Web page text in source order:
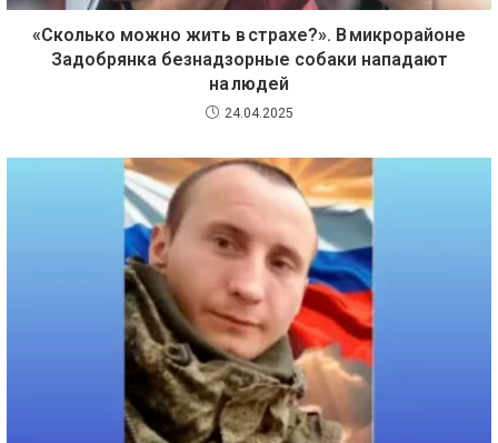
«Сколько можно жить в страхе?». В микрорайоне
Задобрянка безнадзорные собаки нападают
на людей
24.04.2025